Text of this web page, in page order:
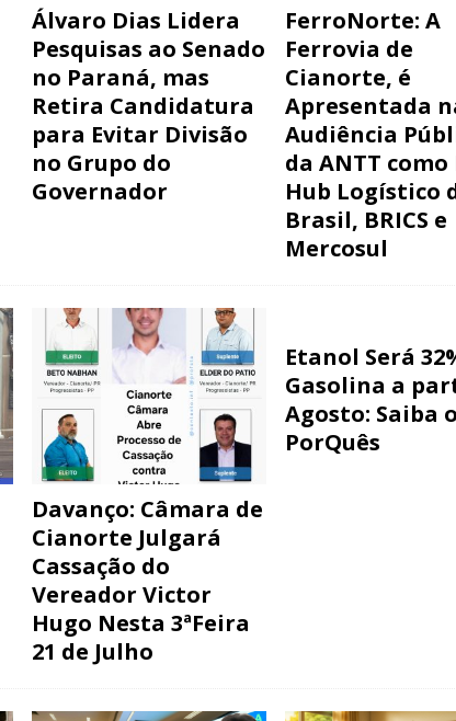
Álvaro Dias Lidera
Pesquisas ao Senado
no Paraná, mas
Retira Candidatura
para Evitar Divisão
no Grupo do
Governador
FerroNorte: A
Ferrovia de
Cianorte, é
Apresentada
Audiência
da ANTT como
Hub Logístico
Brasil, BRICS e
Mercosul
Davanço: Câmara de
Cianorte Julgará
Cassação do
Vereador Victor
Hugo Nesta 3ªFeira
21 de Julho
Etanol Será
Gasolina a
Agosto: Saiba
PorQuês